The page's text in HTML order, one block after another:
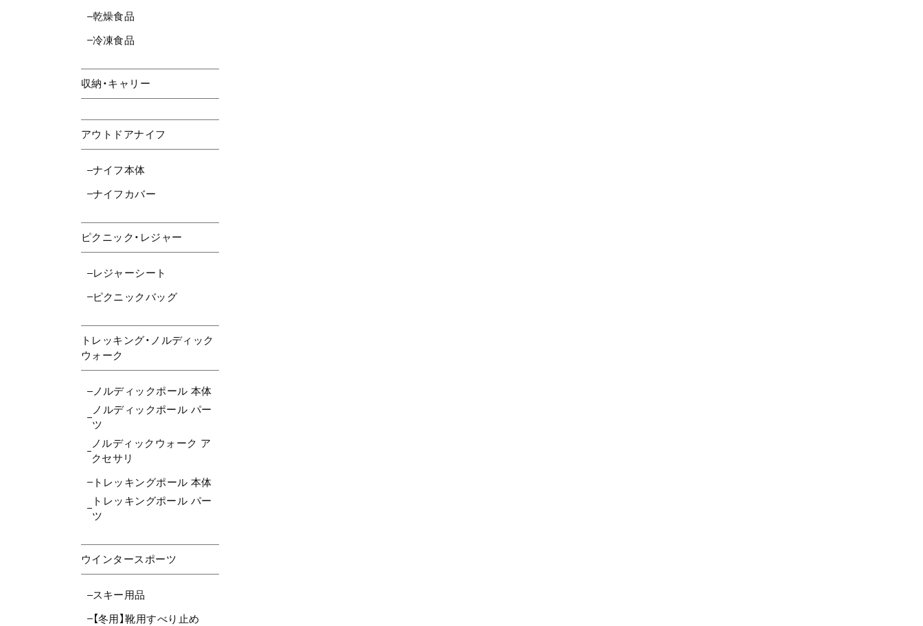
乾燥食品
冷凍食品
収納・キャリー
アウトドアナイフ
ナイフ本体
ナイフカバー
ピクニック・レジャー
レジャーシート
ピクニックバッグ
トレッキング・ノルディック
ウォーク
ノルディックポール 本体
ノルディックポール パー
ツ
ノルディックウォーク ア
クセサリ
トレッキングポール 本体
トレッキングポール パー
ツ
ウインタースポーツ
スキー用品
【冬用】靴用すべり止め